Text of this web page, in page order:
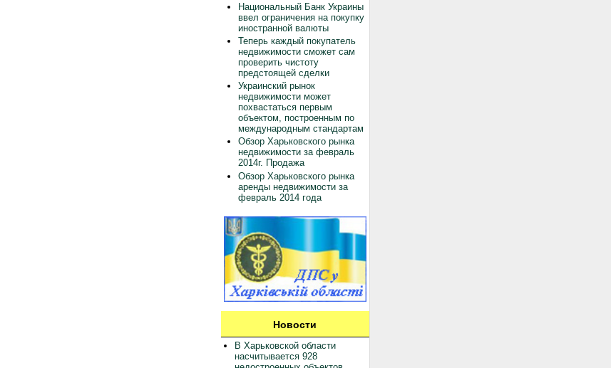
Национальный Банк Украины
ввел ограничения на покупку
иностранной валюты
Теперь каждый покупатель
недвижимости сможет сам
проверить чистоту
предстоящей сделки
Украинский рынок
недвижимости может
похвастаться первым
объектом, построенным по
международным стандартам
Обзор Харьковского рынка
недвижимости за февраль
2014г. Продажа
Обзор Харьковского рынка
аренды недвижимости за
февраль 2014 года
Новости
В Харьковской области
насчитывается 928